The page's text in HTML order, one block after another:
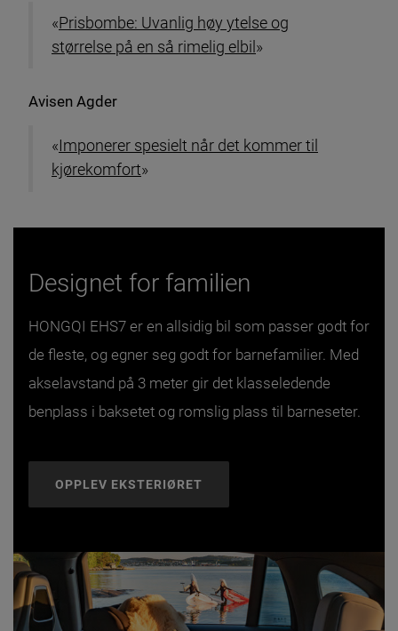
«Prisbombe: Uvanlig høy ytelse og
størrelse på en så rimelig elbil »
Avisen Agder
« Imponerer spesielt når det kommer til
kjørekomfort»
Designet for familien
HONGQI EHS7 er en allsidig bil som passer godt for
de fleste, og egner seg godt for barnefamilier. Med
akselavstand på 3 meter gir det klasseledende
benplass i baksetet og romslig plass til barneseter.
OPPLEV EKSTERIØRET